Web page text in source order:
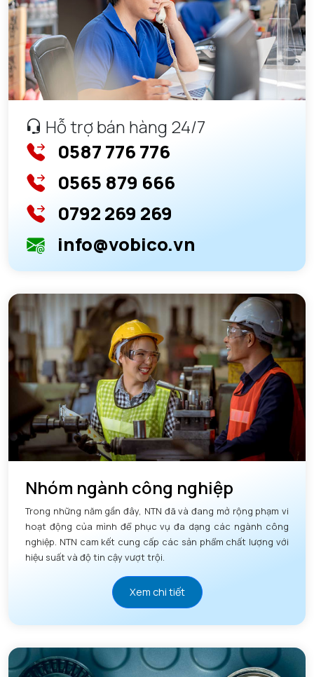
Hỗ trợ bán hàng 24/7
0587 776 776
0565 879 666
0792 269 269
info@vobico.vn
Nhóm ngành công nghiệp
Trong những năm gần đây, NTN đã và đang mở rộng phạm vi
hoạt động của mình để phục vụ đa dạng các ngành công
nghiệp. NTN cam kết cung cấp các sản phẩm chất lượng với
hiệu suất và độ tin cậy vượt trội.
Xem chi tiết